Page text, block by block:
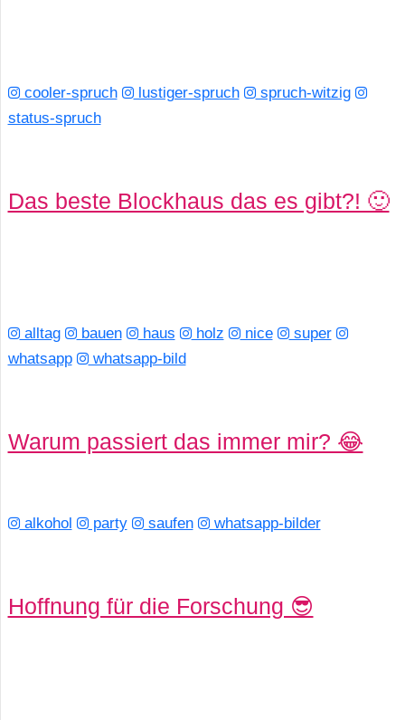
cooler-spruch lustiger-spruch
spruch-witzig
status-spruch
Das beste Blockhaus das es gibt?! 🙂
alltag bauen haus holz nice
super
whatsapp
whatsapp-bild
Warum passiert das immer mir? 😂
alkohol party saufen whatsapp-bilder
Hoffnung für die Forschung 😎